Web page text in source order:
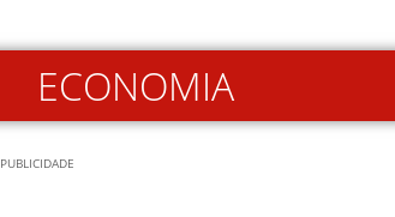
ECONOMIA
PUBLICIDADE